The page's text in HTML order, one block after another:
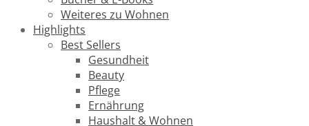
Weiteres zu Wohnen
Highlights
Best Sellers
Gesundheit
Beauty
Pflege
Ernährung
Haushalt & Wohnen